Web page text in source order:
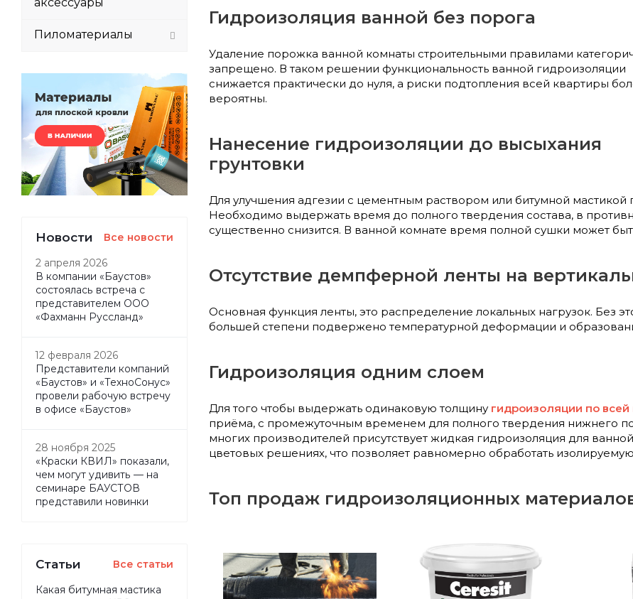
Гидроизоляция ванной без порога
Удаление порожка ванной комнаты строительными правилами
запрещено. В таком решении функциональность ванной гидроизоляции
снижается практически до нуля, а риски подтопления всей квартиры
вероятны.
Нанесение гидроизоляции до высыхания
грунтовки
Для улучшения адгезии с цементным раствором или битумной мастикой
Необходимо выдержать время до полного твердения состава, в
существенно снизится. В ванной комнате время полной сушки может
Отсутствие демпферной ленты на
Основная функция ленты, это распределение локальных нагрузок. Без
большей степени подвержено температурной деформации и
Гидроизоляция одним слоем
Для того чтобы выдержать одинаковую толщину гидроизоляции по
приёма, с промежуточным временем для полного твердения нижнего
многих производителей присутствует жидкая гидроизоляция для
цветовых решениях, что позволяет равномерно обработать
Топ продаж гидроизоляционных
Пиломатериалы
Новости Все новости
2 апреля 2026
В компании «Баустов»
состоялась встреча с
представителем ООО
«Фахманн Руссланд»
12 февраля 2026
Представители компаний
«Баустов» и «ТехноСонус»
провели рабочую встречу
в офисе «Баустов»
28 ноября 2025
«Краски КВИЛ» показали,
чем могут удивить — на
семинаре БАУСТОВ
представили новинки
Статьи Все статьи
Какая битумная мастика